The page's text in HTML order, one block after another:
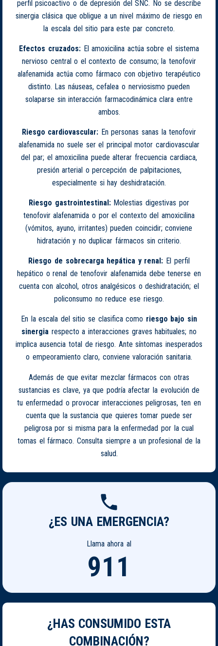
perfil psicoactivo o de depresión del SNC. No se describe
sinergia clásica que obligue a un nivel máximo de riesgo en
la escala del sitio para este par concreto.
Efectos cruzados: El amoxicilina actúa sobre el sistema
nervioso central o el contexto de consumo; la tenofovir
alafenamida actúa como fármaco con objetivo terapéutico
distinto. Las náuseas, cefalea o nerviosismo pueden
solaparse sin interacción farmacodinámica clara entre
ambos.
Riesgo cardiovascular: En personas sanas la tenofovir
alafenamida no suele ser el principal motor cardiovascular
del par; el amoxicilina puede alterar frecuencia cardiaca,
presión arterial o percepción de palpitaciones,
especialmente si hay deshidratación.
Riesgo gastrointestinal:Molestias digestivas por
tenofovir alafenamida o por el contexto del amoxicilina
(vómitos, ayuno, irritantes) pueden coincidir; conviene
hidratación y no duplicar fármacos sin criterio.
Riesgo de sobrecarga hepática y renal: El perfil
hepático o renal de tenofovir alafenamida debe tenerse en
cuenta con alcohol, otros analgésicos o deshidratación; el
policonsumo no reduce ese riesgo.
En la escala del sitio se clasifica como riesgo bajo sin
sinergia respecto a interacciones graves habituales; no
implica ausencia total de riesgo. Ante síntomas inesperados
o empeoramiento claro, conviene valoración sanitaria.
Además de que evitar mezclar fármacos con otras
sustancias es clave, ya que podría afectar la evolución de
tu enfermedad o provocar interacciones peligrosas, ten en
cuenta que la sustancia que quieres tomar puede ser
peligrosa por si misma para la enfermedad por la cual
tomas el fármaco. Consulta siempre a un profesional de la
salud.
¿ES UNA EMERGENCIA?
Llama ahora al
911
¿HAS CONSUMIDO ESTA
COMBINACIÓN?